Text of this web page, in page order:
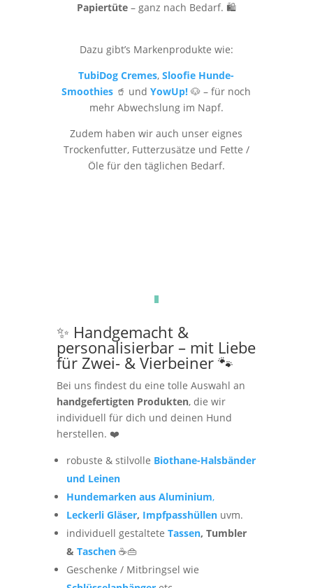
Papiertüte– ganz nach Bedarf. 🛍️
Dazu gibt’s Markenprodukte wie:
TubiDog Cremes,Sloofie Hunde-
Smoothies 🥤 undYowUp! 🐶 – für noch
mehr Abwechslung im Napf.
Zudem haben wir auch unser eignes
Trockenfutter, Futterzusätze und Fette /
Öle für den täglichen Bedarf.
✨ Handgemacht &
personalisierbar – mit Liebe
für Zwei- & Vierbeiner 🐾
Bei uns findest du eine tolle Auswahl an
handgefertigten Produkten, die wir
individuell für dich und deinen Hund
herstellen. ❤️
robuste & stilvolle Biothane-Halsbänder
und Leinen
Hundemarken aus Aluminium,
Leckerli Gläser, Impfpasshüllenuvm.
individuell gestaltete Tassen, Tumbler
& Taschen☕👜
Geschenke / Mitbringsel wie